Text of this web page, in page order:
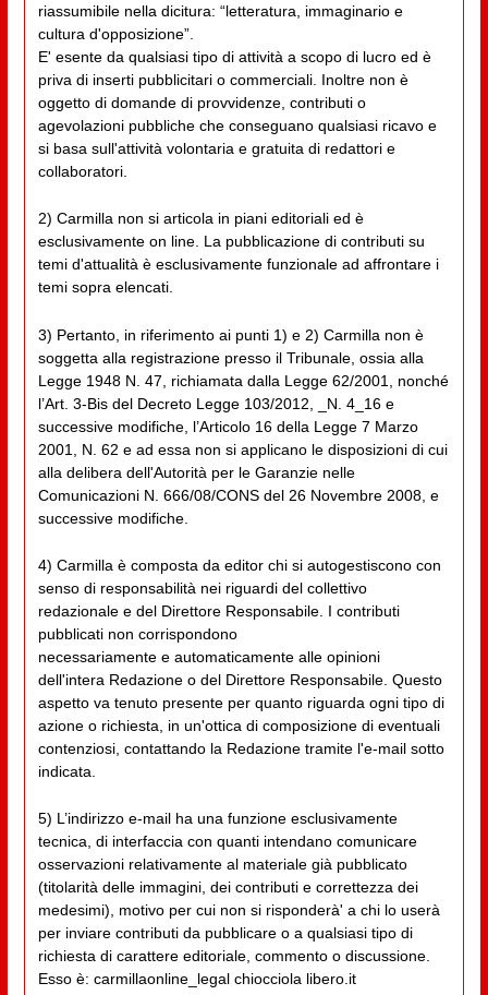
riassumibile nella dicitura: “letteratura, immaginario e
cultura d'opposizione”.
E' esente da qualsiasi tipo di attività a scopo di lucro ed è
priva di inserti pubblicitari o commerciali. Inoltre non è
oggetto di domande di provvidenze, contributi o
agevolazioni pubbliche che conseguano qualsiasi ricavo e
si basa sull'attività volontaria e gratuita di redattori e
collaboratori.
2) Carmilla non si articola in piani editoriali ed è
esclusivamente on line. La pubblicazione di contributi su
temi d'attualità è esclusivamente funzionale ad affrontare i
temi sopra elencati.
3) Pertanto, in riferimento ai punti 1) e 2) Carmilla non è
soggetta alla registrazione presso il Tribunale, ossia alla
Legge 1948 N. 47, richiamata dalla Legge 62/2001, nonché
l’Art. 3-Bis del Decreto Legge 103/2012, _N. 4_16 e
successive modifiche, l’Articolo 16 della Legge 7 Marzo
2001, N. 62 e ad essa non si applicano le disposizioni di cui
alla delibera dell'Autorità per le Garanzie nelle
Comunicazioni N. 666/08/CONS del 26 Novembre 2008, e
successive modifiche.
4) Carmilla è composta da editor chi si autogestiscono con
senso di responsabilità nei riguardi del collettivo
redazionale e del Direttore Responsabile. I contributi
pubblicati non corrispondono
necessariamente e automaticamente alle opinioni
dell'intera Redazione o del Direttore Responsabile. Questo
aspetto va tenuto presente per quanto riguarda ogni tipo di
azione o richiesta, in un'ottica di composizione di eventuali
contenziosi, contattando la Redazione tramite l'e-mail sotto
indicata.
5) L’indirizzo e-mail ha una funzione esclusivamente
tecnica, di interfaccia con quanti intendano comunicare
osservazioni relativamente al materiale già pubblicato
(titolarità delle immagini, dei contributi e correttezza dei
medesimi), motivo per cui non si risponderà' a chi lo userà
per inviare contributi da pubblicare o a qualsiasi tipo di
richiesta di carattere editoriale, commento o discussione.
Esso è: carmillaonline_legal chiocciola libero.it